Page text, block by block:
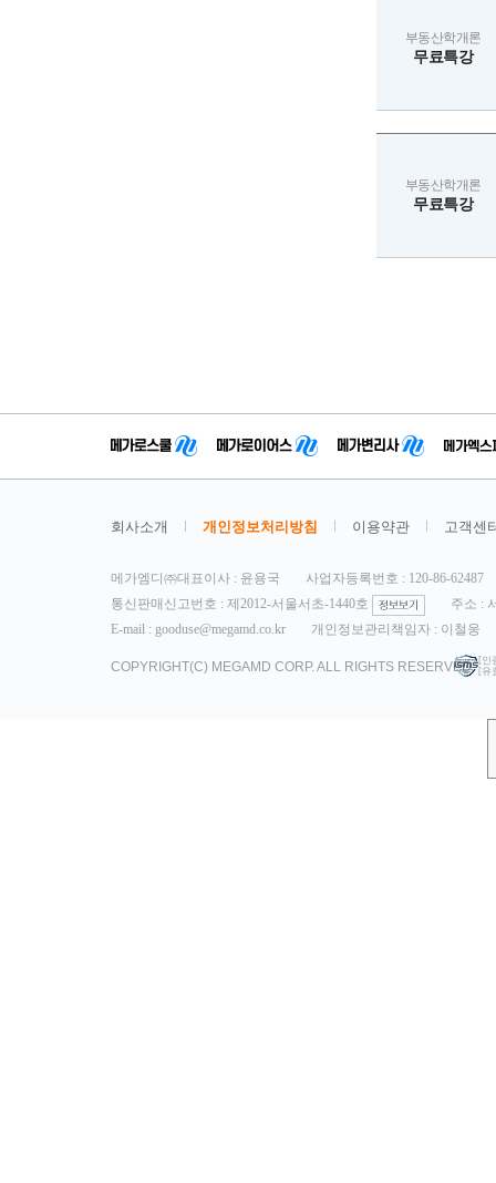
부동산학개론
무료특강
부동산학개론
무료특강
회사소개 개인정보처리방침 이용약관 고객센
메가엠디㈜대표이사 : 윤용국
사업자등록번호 : 120-86-62487
통신판매신고번호 : 제2012-서울서초-1440호
주소 :
E-mail : gooduse@megamd.co.kr
개인정보관리책임자 : 이철웅
COPYRIGHT(C) MEGAMD CORP. ALL RIGHTS RESERVED. [인
[유